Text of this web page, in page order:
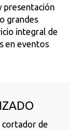
presentación
grandes
integral de
en eventos
cortador de